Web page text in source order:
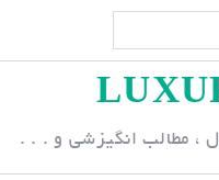
، مطالب انگیزشی و . . .